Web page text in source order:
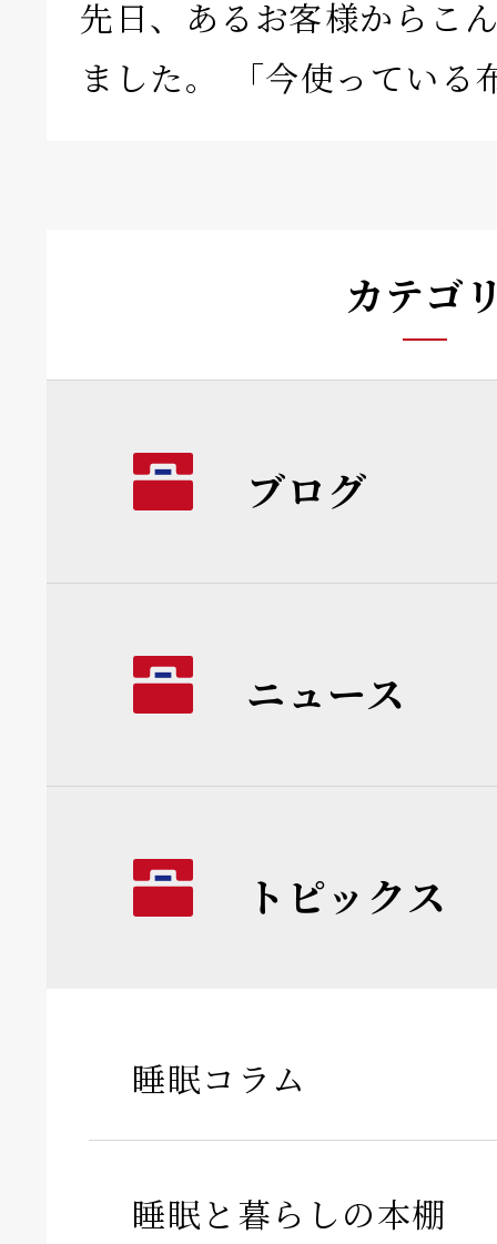
先日、あるお客様からこ
ました。 「今使ってい
カテゴ
ブログ
ニュース
トピックス
睡眠コラム
睡眠と暮らしの本棚